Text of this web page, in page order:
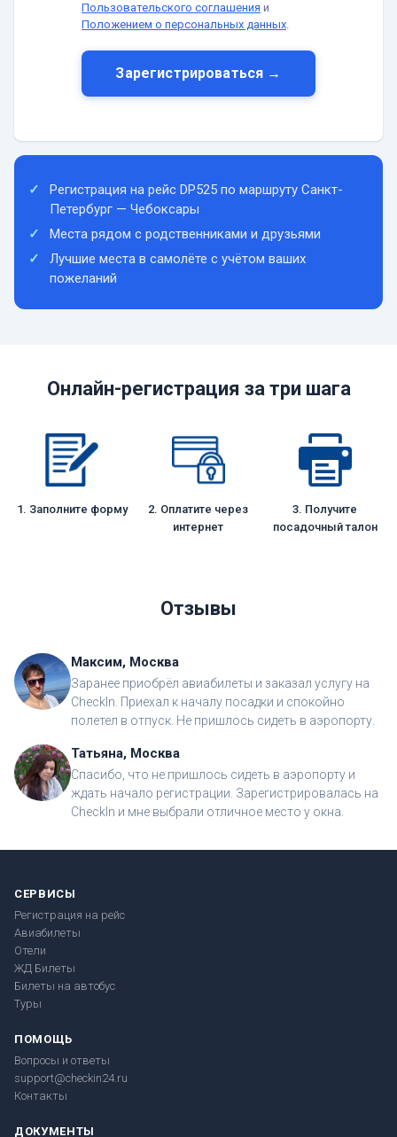
Пользовательского соглашения и
Положением о персональных данных.
Зарегистрироваться →
Регистрация на рейс DP525 по маршруту Санкт-
Петербург — Чебоксары
Места рядом с родственниками и друзьями
Лучшие места в самолёте с учётом ваших
пожеланий
Онлайн-регистрация за три шага
1. Заполните форму
2. Оплатите через
интернет
3. Получите
посадочный талон
Отзывы
Максим, Москва
Заранее приобрёл авиабилеты и заказал услугу на
CheckIn. Приехал к началу посадки и спокойно
полетел в отпуск. Не пришлось сидеть в аэропорту.
Татьяна, Москва
Спасибо, что не пришлось сидеть в аэропорту и
ждать начало регистрации. Зарегистрировалась на
CheckIn и мне выбрали отличное место у окна.
СЕРВИСЫ
Регистрация на рейс
Авиабилеты
Отели
ЖД Билеты
Билеты на автобус
Туры
ПОМОЩЬ
Вопросы и ответы
support@checkin24.ru
Контакты
ДОКУМЕНТЫ